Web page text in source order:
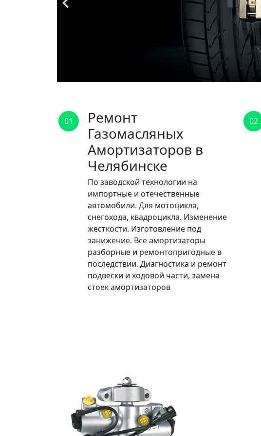
01
Ремонт
Газомасляных
Амортизаторов в
Челябинске
По заводской технологии на
импортные и отечественные
автомобили. Для мотоцикла,
снегохода, квадроцикла. Изменение
жесткости. Изготовление под
занижение. Все амортизаторы
разборные и ремонтопригодные в
последствии. Диагностика и ремонт
подвески и ходовой части, замена
стоек амортизаторов
02